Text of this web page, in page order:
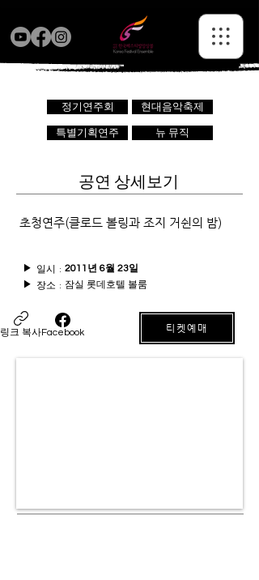
정기연주회 현대음악축제
특별기획연주 뉴 뮤직
공연 상세보기
초청연주(클로드 볼링과 조지 거쉰의 밤)
2011년 6월 23일
일시 :
▶
▶
장소 : 잠실 롯데호텔 볼룸
링크 복사Facebook 티켓예매